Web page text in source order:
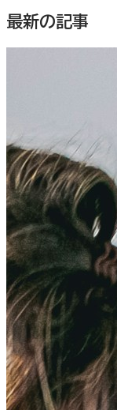
最新の記事